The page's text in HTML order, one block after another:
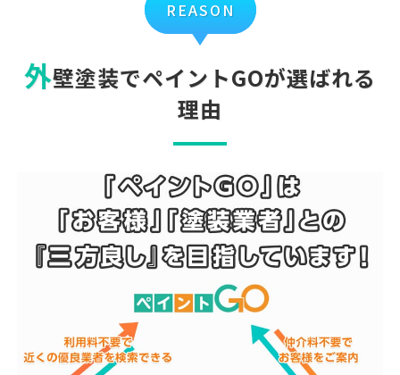
REASON
外壁塗装でペイントGOが選ばれる
理由